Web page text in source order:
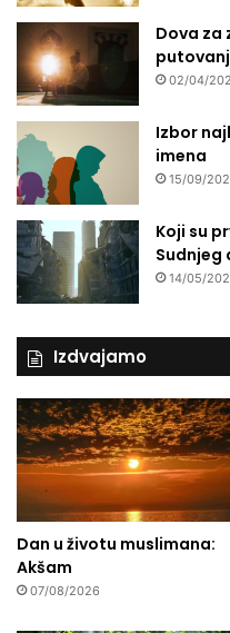
Dova za
02/04/
Izbor
imena
15/09/
Koji su
Sudnjeg
14/05/
Izdvajamo
Dan u životu muslimana:
Akšam
07/08/2026